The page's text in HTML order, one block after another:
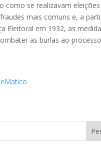
como se realizavam
mais comuns e, a
Eleitoral em 1932, as
as burlas ao processo